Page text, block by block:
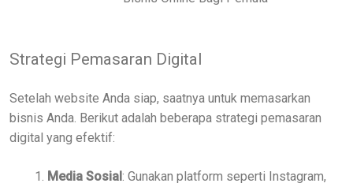
Strategi Pemasaran Digital
Setelah website Anda siap, saatnya untuk memasarkan
bisnis Anda. Berikut adalah beberapa strategi pemasaran
digital yang efektif:
Media Sosial: Gunakan platform seperti Instagram,